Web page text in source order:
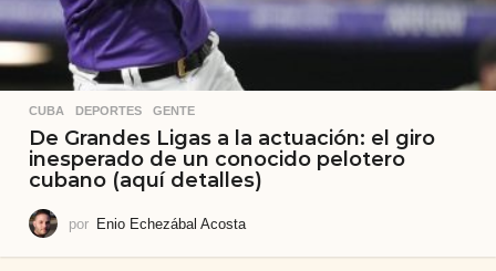
CUBA ,DEPORTES ,GENTE
De Grandes Ligas a la actuación: el giro
inesperado de un conocido pelotero
cubano (aquí detalles)
por Enio Echezábal Acosta